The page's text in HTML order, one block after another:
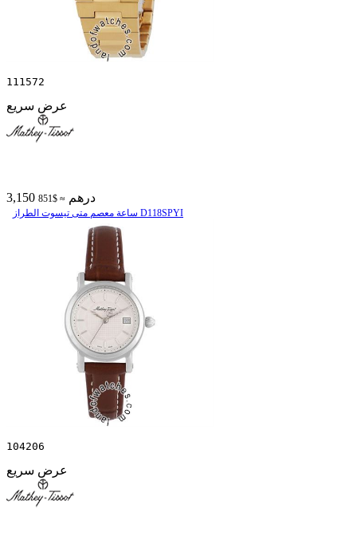
111572
عرض سريع
3,150 درهم ≈ $851
ساعة معصم متی تیسوت الطراز D118SPYI
104206
عرض سريع